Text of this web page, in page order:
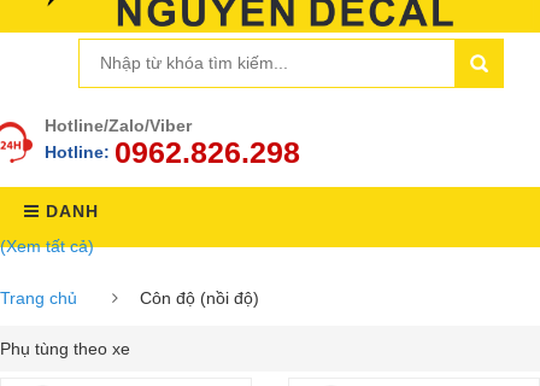
Hotline/Zalo/Viber
Hotline: 0962.826.298
DANH
(Xem tất cả)
Trang chủ Côn độ (nồi độ)
Phụ tùng theo xe